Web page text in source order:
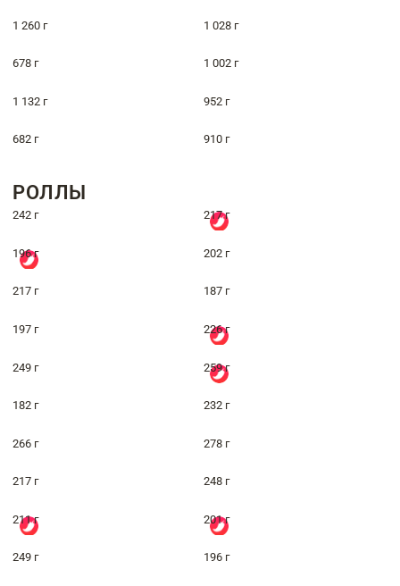
1 260 г 1 028 г
678 г 1 002 г
1 132 г 952 г
682 г 910 г
РОЛЛЫ
242 г 217 г
196 г 202 г
217 г 187 г
197 г 226 г
249 г 259 г
182 г 232 г
266 г 278 г
217 г 248 г
211 г 201 г
249 г 196 г